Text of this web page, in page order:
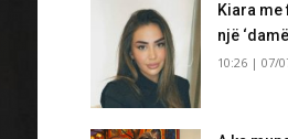
Kiara me
një
10:26 | 07/